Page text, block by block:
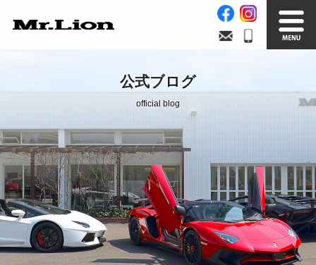
在庫車情報 買取無料査定
Factory
自社工場 サービス案内
Official Blog
公式ブログ
Company info.
会社案内
公式ブログ
official blog